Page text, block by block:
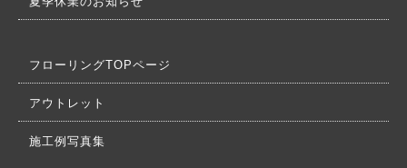
フローリングTOPページ
アウトレット
施工例写真集